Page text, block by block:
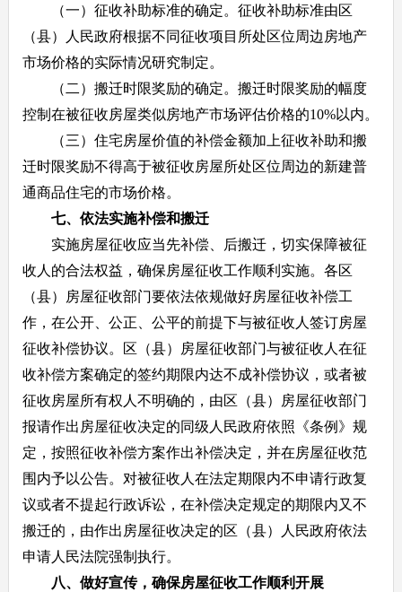
（一）征收补助标准的确定。征收补助标准由区
（县）人民政府根据不同征收项目所处区位周边房地产
市场价格的实际情况研究制定。
（二）搬迁时限奖励的确定。搬迁时限奖励的幅度
控制在被征收房屋类似房地产市场评估价格的10%以内。
（三）住宅房屋价值的补偿金额加上征收补助和搬
迁时限奖励不得高于被征收房屋所处区位周边的新建普
通商品住宅的市场价格。
七、依法实施补偿和搬迁
实施房屋征收应当先补偿、后搬迁，切实保障被征
收人的合法权益，确保房屋征收工作顺利实施。各区
（县）房屋征收部门要依法依规做好房屋征收补偿工
作，在公开、公正、公平的前提下与被征收人签订房屋
征收补偿协议。区（县）房屋征收部门与被征收人在征
收补偿方案确定的签约期限内达不成补偿协议，或者被
征收房屋所有权人不明确的，由区（县）房屋征收部门
报请作出房屋征收决定的同级人民政府依照《条例》规
定，按照征收补偿方案作出补偿决定，并在房屋征收范
围内予以公告。对被征收人在法定期限内不申请行政复
议或者不提起行政诉讼，在补偿决定规定的期限内又不
搬迁的，由作出房屋征收决定的区（县）人民政府依法
申请人民法院强制执行。
八、做好宣传，确保房屋征收工作顺利开展